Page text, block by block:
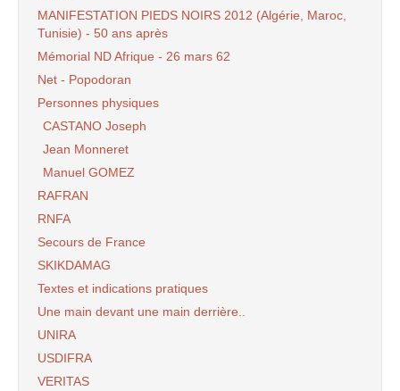
MANIFESTATION PIEDS NOIRS 2012 (Algérie, Maroc,
Tunisie) - 50 ans après
Mémorial ND Afrique - 26 mars 62
Net - Popodoran
Personnes physiques
CASTANO Joseph
Jean Monneret
Manuel GOMEZ
RAFRAN
RNFA
Secours de France
SKIKDAMAG
Textes et indications pratiques
Une main devant une main derrière..
UNIRA
USDIFRA
VERITAS